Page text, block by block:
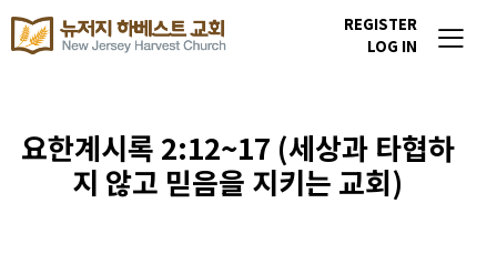
REGISTER
LOG IN
요한계시록 2:12~17 (세상과 타협하
지 않고 믿음을 지키는 교회)